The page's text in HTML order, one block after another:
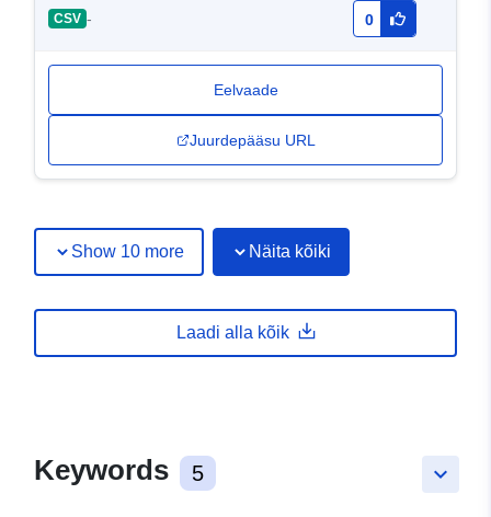
CSV - 0
Eelvaade
Juurdepääsu URL
Show 10 more Näita kõiki
Laadi alla kõik
keyboard_arrow_down
Keywords 5